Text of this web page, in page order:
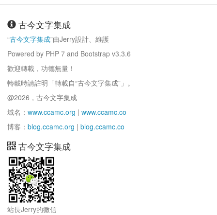
古今文字集成
“古今文字集成”由Jerry設計、維護
Powered by PHP 7 and Bootstrap v3.3.6
歡迎轉載，功德無量！
轉載時請註明「轉載自“古今文字集成”」。
@2026，古今文字集成
域名： www.ccamc.org | www.ccamc.co
博客： blog.ccamc.org | blog.ccamc.co
古今文字集成
站長Jerry的微信